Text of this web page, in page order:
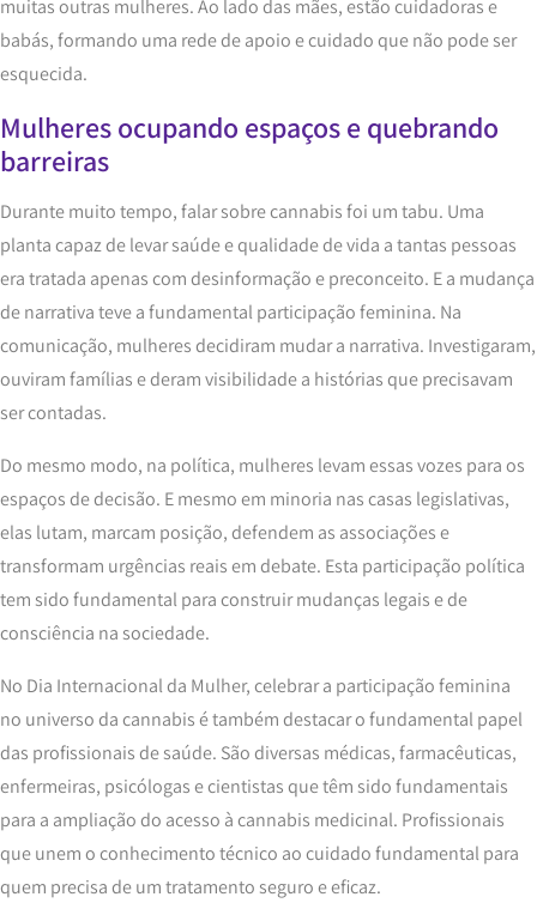
muitas outras mulheres. Ao lado das mães, estão cuidadoras e
babás, formando uma rede de apoio e cuidado que não pode ser
esquecida.
Mulheres ocupando espaços e quebrando
barreiras
Durante muito tempo, falar sobre cannabis foi um tabu. Uma
planta capaz de levar saúde e qualidade de vida a tantas pessoas
era tratada apenas com desinformação e preconceito. E a mudança
de narrativa teve a fundamental participação feminina. Na
comunicação, mulheres decidiram mudar a narrativa. Investigaram,
ouviram famílias e deram visibilidade a histórias que precisavam
ser contadas.
Do mesmo modo, na política, mulheres levam essas vozes para os
espaços de decisão. E mesmo em minoria nas casas legislativas,
elas lutam, marcam posição, defendem as associações e
transformam urgências reais em debate. Esta participação política
tem sido fundamental para construir mudanças legais e de
consciência na sociedade.
No Dia Internacional da Mulher, celebrar a participação feminina
no universo da cannabis é também destacar o fundamental papel
das profissionais de saúde. São diversas médicas, farmacêuticas,
enfermeiras, psicólogas e cientistas que têm sido fundamentais
para a ampliação do acesso à cannabis medicinal. Profissionais
que unem o conhecimento técnico ao cuidado fundamental para
quem precisa de um tratamento seguro e eficaz.